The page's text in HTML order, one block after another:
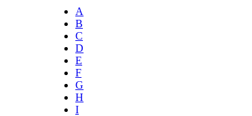
A
B
C
D
E
F
G
H
I